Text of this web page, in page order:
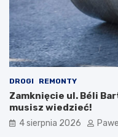
DROGI REMONTY
Zamknięcie ul. Béli
musisz wiedzieć!
4 sierpnia 2026